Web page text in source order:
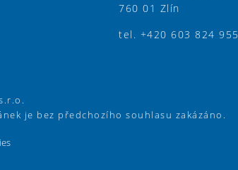
760 01 Zlín
tel. +420 603 824 955
je bez předchozího souhlasu zakázáno.